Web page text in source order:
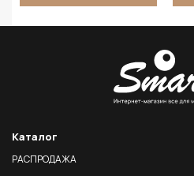
Каталог
РАСПРОДАЖА